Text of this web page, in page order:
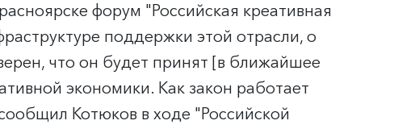
форум "Российская креативная
поддержки этой отрасли, о
что он будет принят [в ближайшее
экономики. Как закон работает
Котюков в ходе "Российской